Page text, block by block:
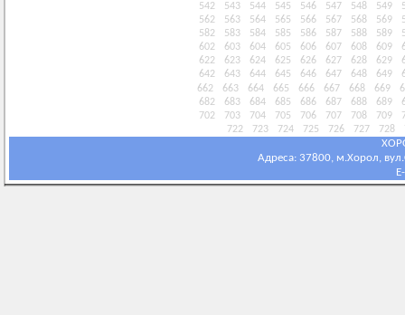
542
543 544 545 546 547 548 549
562
563 564 565 566 567 568 569
582
583 584 585 586 587 588 589
602
603 604 605 606 607 608 609
622
623 624 625 626 627 628 629
642
643 644 645 646 647 648 649
662
663 664 665 666 667 668 669
682
683 684 685 686 687 688 689
702
703 704 705 706 707 708 709
722
723 724 725 726 727 728
Адреса: 37800, м.Хорол,